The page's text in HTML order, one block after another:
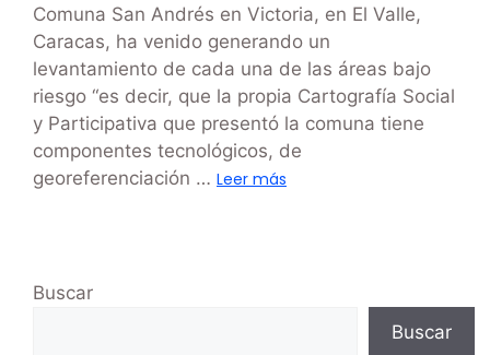
Comuna San Andrés en Victoria, en El Valle,
Caracas, ha venido generando un
levantamiento de cada una de las áreas bajo
riesgo “es decir, que la propia Cartografía Social
y Participativa que presentó la comuna tiene
componentes tecnológicos, de
georeferenciación … Leer más
Buscar
Buscar